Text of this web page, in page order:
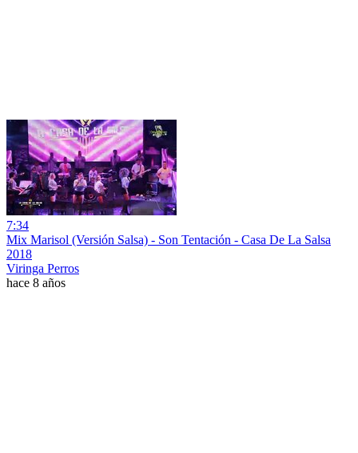
7:34
Mix Marisol (Versión Salsa) - Son Tentación - Casa De La Salsa
2018
Viringa Perros
hace 8 años